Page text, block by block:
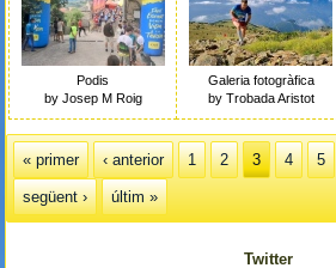
Podis
by Josep M Roig
Galeria fotogràfica
by Trobada Aristot
Pàgines
« primer ‹ anterior 1 2 3 4 5
següent › últim »
Twitter